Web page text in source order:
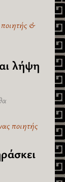
&
λήψη
ποιητής